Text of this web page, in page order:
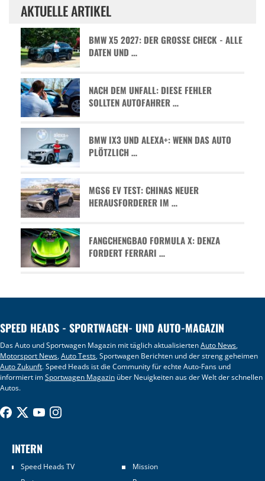
AKTUELLE ARTIKEL
BMW X5 2027: DER GROSSE CHECK - ALLE D
ATEN UND …
NACH DEM UNFALL: DIESE FEHLER
SOLLTEN AUTOFAHRER …
BMW IX3 UND ALEXA+: WENN DAS AUTO
PLÖTZLICH …
MGS6 EV TEST: CHINAS NEUER
HERAUSFORDERER IM …
FANGCHENGBAO FORMULA X: DENZA
FORDERT FERRARI …
SPEED HEADS - SPORTWAGEN- UND AUTO-MAGAZIN
Das Auto und Sportwagen Magazin mit täglich aktualisiertenAuto News,
Motorsport News,Auto Tests, Sportwagen Berichten und der streng geheimen
Auto Zukunft. Speed Heads ist die Community für echte Auto-Fans und
informiert imSportwagen Magazin über Neuigkeiten aus der Welt der schnellen
Autos.
INTERN
Speed Heads TV
Mission